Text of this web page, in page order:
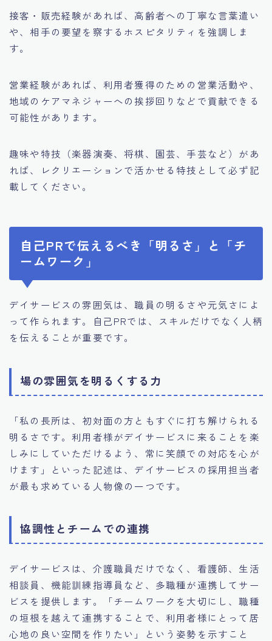
接客・販売経験があれば、高齢者への丁寧な言葉遣い
や、相手の要望を察するホスピタリティを強調しま
す。
営業経験があれば、利用者獲得のための営業活動や、
地域のケアマネジャーへの挨拶回りなどで貢献できる
可能性があります。
趣味や特技（楽器演奏、将棋、園芸、手芸など）があ
れば、レクリエーションで活かせる特技として必ず記
載してください。
自己PRで伝えるべき「明るさ」と「チ
ームワーク」
デイサービスの雰囲気は、職員の明るさや元気さによ
って作られます。自己PRでは、スキルだけでなく人柄
を伝えることが重要です。
場の雰囲気を明るくする力
「私の長所は、初対面の方ともすぐに打ち解けられる
明るさです。利用者様がデイサービスに来ることを楽
しみにしていただけるよう、常に笑顔での対応を心が
けます」といった記述は、デイサービスの採用担当者
が最も求めている人物像の一つです。
協調性とチームでの連携
デイサービスは、介護職員だけでなく、看護師、生活
相談員、機能訓練指導員など、多職種が連携してサー
ビスを提供します。「チームワークを大切にし、職種
の垣根を越えて連携することで、利用者様にとって居
心地の良い空間を作りたい」という姿勢を示すこと